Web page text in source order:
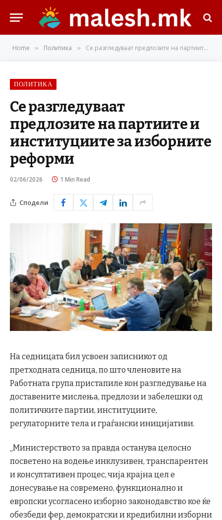
Home » Политика » Се разгледуваат предлозите на партиите и институциите за изборните реформи
ПОЛИТИКА
Се разгледуваат
предлозите на партиите и
институциите за изборните
реформи
02/06/2026 1 Min Read
Сподели
На седницата бил усвоен записникот од
претходната седница, по што членовите на
Работната група пристапиле кон разгледување на
доставените мислења, предлози и забелешки од
политичките партии, институциите,
регулаторните тела и граѓански иницијативи.
„Министерството за правда останува целосно
посветено на водење инклузивен, транспарентен
и консултативен процес, чија крајна цел е
донесување на современо, функционално и
европски усогласено изборно законодавство кое ќе
обезбеди фер, демократски и кредибилни изборни